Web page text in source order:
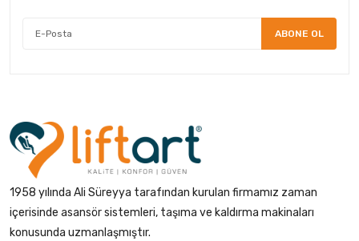
ABONE OL
1958 yılında Ali Süreyya tarafından kurulan firmamız zaman
içerisinde asansör sistemleri, taşıma ve kaldırma makinaları
konusunda uzmanlaşmıştır.